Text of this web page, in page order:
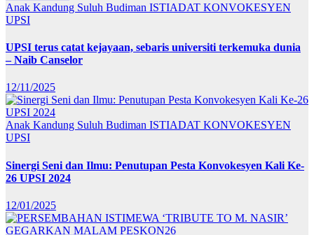
Anak Kandung Suluh Budiman ISTIADAT KONVOKESYEN
UPSI
UPSI terus catat kejayaan, sebaris universiti terkemuka dunia
– Naib Canselor
12/11/2025
Anak Kandung Suluh Budiman ISTIADAT KONVOKESYEN
UPSI
Sinergi Seni dan Ilmu: Penutupan Pesta Konvokesyen Kali Ke-
26 UPSI 2024
12/01/2025